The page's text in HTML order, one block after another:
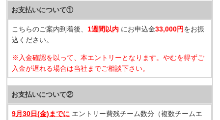
お支払いについて①
こちらのご案内到着後、 1週間以内 にお申込金33,000円をお振
込ください。
※入金確認を以って、本エントリーとなります。やむを得ずご
入金が遅れる場合は当社までご相談下さい。
お支払いについて②
9月30日(金)までに エントリー費残チーム数分（複数チームエ